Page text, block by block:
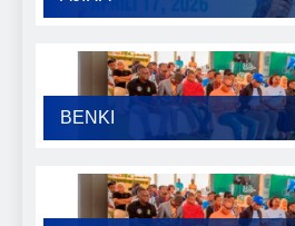
BENKI